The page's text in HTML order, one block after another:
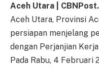
Aceh Utara |
Aceh Utara, Provinsi
persiapan menjelang
dengan Perjanjian
Pada Rabu, 4 Februari